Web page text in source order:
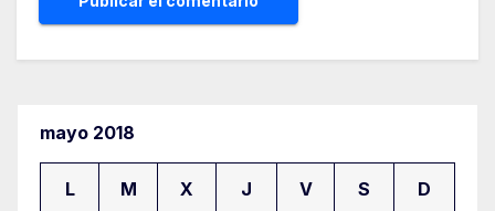
mayo 2018
L M X J V S D